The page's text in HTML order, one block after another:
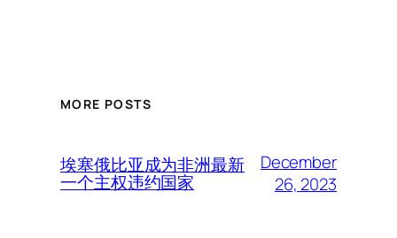
MORE POSTS
埃塞俄比亚成为非洲最新
一个主权违约国家
December
26, 2023